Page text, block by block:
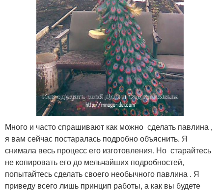
Много и часто спрашивают как можно сделать павлина ,
я вам сейчас постаралась подробно объяснить. Я
снимала весь процесс его изготовления. Но старайтесь
не копировать его до мельчайших подробностей,
попытайтесь сделать своего необычного павлина . Я
приведу всего лишь принцип работы, а как вы будете